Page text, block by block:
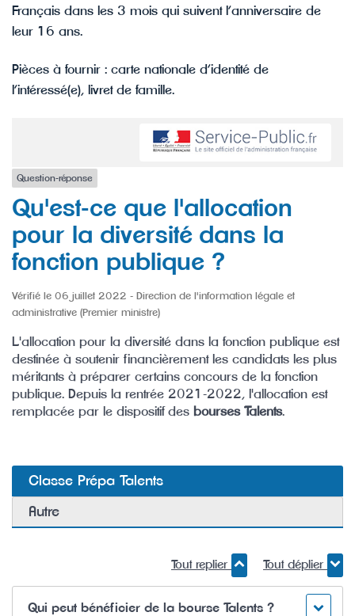
Français dans les 3 mois qui suivent l’anniversaire de
leur 16 ans.
Pièces à fournir : carte nationale d’identité de
l’intéressé(e), livret de famille.
Question-réponse
Qu'est-ce que l'allocation
pour la diversité dans la
fonction publique ?
Vérifié le 06 juillet 2022 - Direction de l'information légale et
administrative (Premier ministre)
L'allocation pour la diversité dans la fonction publique est
destinée à soutenir financièrement les candidats les plus
méritants à préparer certains concours de la fonction
publique. Depuis la rentrée 2021-2022, l'allocation est
remplacée par le dispositif des bourses Talents.
Classe Prépa Talents
Autre
Tout replier Tout déplier
Qui peut bénéficier de la bourse Talents ?